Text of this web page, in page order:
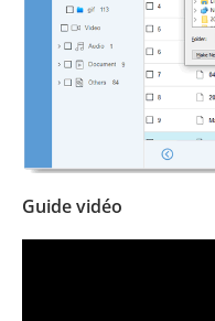
Guide vidéo